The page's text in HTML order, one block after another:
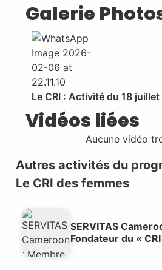
Galerie
Le CRI : Activité du 18
Vidéos liées
Aucune vidéo
Autres activités du
Le CRI des femmes
SERVITAS
Fondateur du «